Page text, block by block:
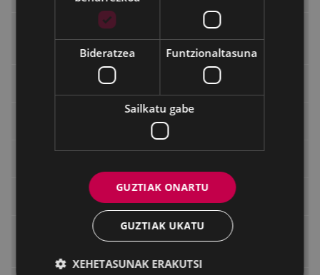
2025-2028 Komunikazio eta Gardentasun
Udal Gardentasunerako urteko memoriak
Udala "Gipuzkoa Irekia" plataforman
ELoGE 2021 Bikaintasunaren Zigilua
Administrazio publikoetako komunikazio-
Bideratzea Funtzionaltasuna
Sailkatu gabe
GUZTIAK ONARTU
GUZTIAK UKATU
XEHETASUNAK ERAKUTSI